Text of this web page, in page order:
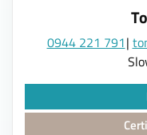
0944 221 791